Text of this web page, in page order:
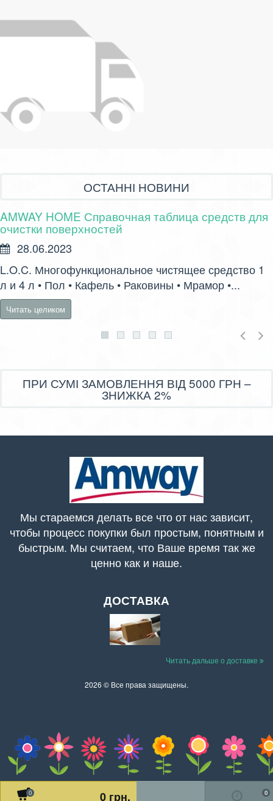
0 0 грн. 0
ОСТАННІ НОВИНИ
AMWAY HOME Справочная таблица средств для
очистки поверхностей
28.06.2023
L.O.C. Многофункциональное чистящее средство 1
л и 4 л • Пол • Кафель • Раковины • Мрамор •...
Читать целиком
ПРИ СУМІ ЗАМОВЛЕННЯ ВІД 5000 ГРН –
ЗНИЖКА 2%
Мы стараемся делать все что от нас зависит,
чтобы процесс покупки был простым, понятным и
быстрым. Мы считаем, что Ваше время так же
ценно как и наше.
ДОСТАВКА
Читать дальше о доставке
2026 © Все права защищены.